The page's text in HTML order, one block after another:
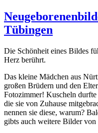
Tübingen
Die Schönheit eines Bildes
Herz berührt.
Das kleine Mädchen aus
großen Brüdern und den
Fotozimmer! Kuscheln durfte
die sie von Zuhause
nennen sie diese, warum?
gibts auch weitere Bilder